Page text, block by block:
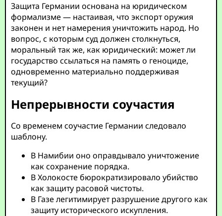
Защита Германии основана на юридическом
формализме — настаивая, что экспорт оружия
законен и нет намерения уничтожить народ. Но
вопрос, с которым суд должен столкнуться,
моральный так же, как юридический: может ли
государство ссылаться на память о геноциде,
одновременно материально поддерживая
текущий?
Непрерывности соучастия
Со временем соучастие Германии следовало
шаблону.
В Намибии оно оправдывало уничтожение
как сохранение порядка.
В Холокосте бюрократизировало убийство
как защиту расовой чистоты.
В Газе легитимирует разрушение другого как
защиту исторического искупления.